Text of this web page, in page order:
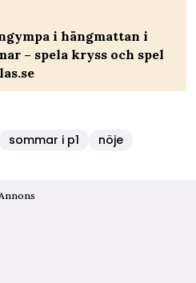
i hängmattan i
– spela kryss och spel
sommar i p1 nöje